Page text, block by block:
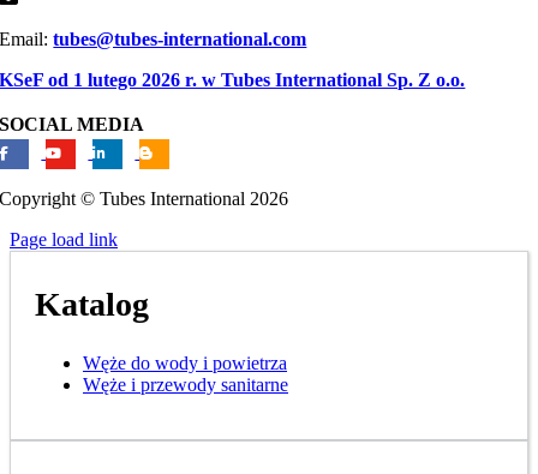
Email:tubes@tubes-international.com
KSeF od 1 lutego 2026 r. w Tubes International Sp. Z o.o.
SOCIAL MEDIA
Copyright © Tubes International 2026
Page load link
Katalog
Węże do wody i powietrza
Węże i przewody sanitarne